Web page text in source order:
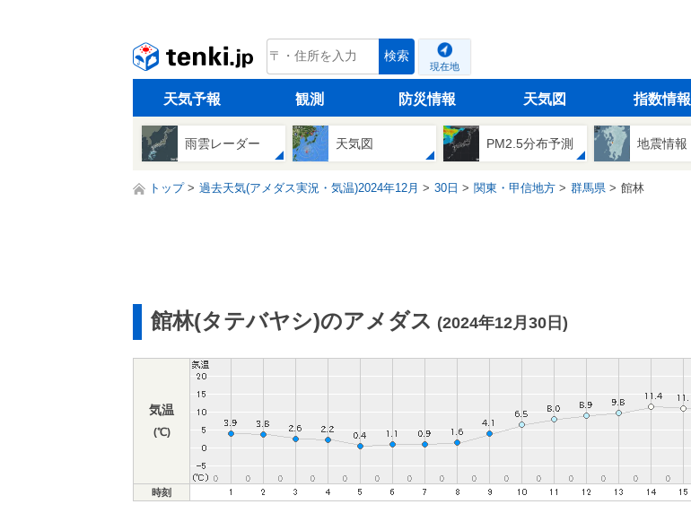
tenki.jp 検索
現在地
天気予報 観測 防災情報 天気図 指数情報
雨雲レーダー 天気図 PM2.5分布予測 地震情報
トップ 過去天気(アメダス実況・気温)2024年12月 30日 関東・甲信地方 群馬県 館林
館林(タテバヤシ)のアメダス (2024年12月30日)
気温
(℃)
時刻